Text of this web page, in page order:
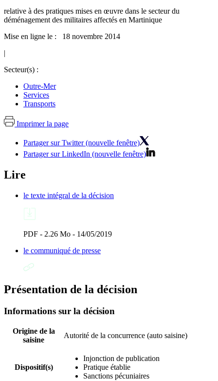
relative à des pratiques mises en œuvre dans le secteur du
déménagement des militaires affectés en Martinique
Mise en ligne le : 18 novembre 2014
|
Secteur(s) :
Outre-Mer
Services
Transports
Imprimer la page
Partager sur Twitter (nouvelle fenêtre)
Partager sur LinkedIn (nouvelle fenêtre)
Lire
le texte intégral de la décision
PDF - 2.26 Mo - 14/05/2019
le communiqué de presse
Présentation de la décision
Informations sur la décision
Origine de la
saisine
Autorité de la concurrence (auto saisine)
Dispositif(s)
Injonction de publication
Pratique établie
Sanctions pécuniaires